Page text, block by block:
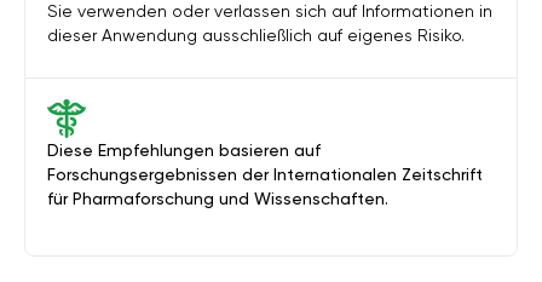
Diese Empfehlungen basieren auf
Forschungsergebnissen der Internationalen Zeitschrift
für Pharmaforschung und Wissenschaften.
Sie verwenden oder verlassen sich auf Informationen in
dieser Anwendung ausschließlich auf eigenes Risiko.